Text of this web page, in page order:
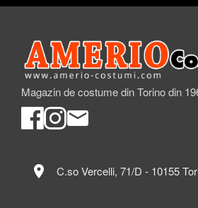
Magazin de costume din Torino din
location_on C.so Vercelli, 71/D - 10155